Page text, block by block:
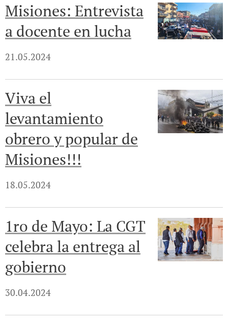
Misiones: Entrevista
a docente en lucha
21.05.2024
Viva el
levantamiento
obrero y popular de
Misiones!!!
18.05.2024
1ro de Mayo: La CGT
celebra la entrega al
gobierno
30.04.2024